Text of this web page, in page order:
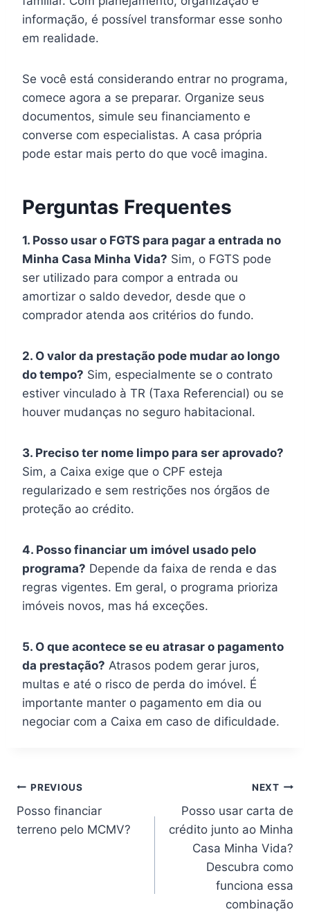
informação, é possível transformar esse sonho
em realidade.
Se você está considerando entrar no programa,
comece agora a se preparar. Organize seus
documentos, simule seu financiamento e
converse com especialistas. A casa própria
pode estar mais perto do que você imagina.
Perguntas Frequentes
1. Posso usar o FGTS para pagar a entrada no
Minha Casa Minha Vida? Sim, o FGTS pode
ser utilizado para compor a entrada ou
amortizar o saldo devedor, desde que o
comprador atenda aos critérios do fundo.
2. O valor da prestação pode mudar ao longo
do tempo? Sim, especialmente se o contrato
estiver vinculado à TR (Taxa Referencial) ou se
houver mudanças no seguro habitacional.
3. Preciso ter nome limpo para ser aprovado?
Sim, a Caixa exige que o CPF esteja
regularizado e sem restrições nos órgãos de
proteção ao crédito.
4. Posso financiar um imóvel usado pelo
programa? Depende da faixa de renda e das
regras vigentes. Em geral, o programa prioriza
imóveis novos, mas há exceções.
5. O que acontece se eu atrasar o pagamento
da prestação? Atrasos podem gerar juros,
multas e até o risco de perda do imóvel. É
importante manter o pagamento em dia ou
negociar com a Caixa em caso de dificuldade.
Navegação
de
PREVIOUS
Posso financiar
terreno pelo MCMV?
NEXT
Posso usar carta de
crédito junto ao Minha
Casa Minha Vida?
Descubra como
funciona essa
combinação